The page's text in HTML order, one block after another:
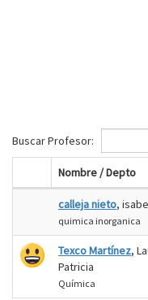
Buscar Profesor:
Nombre / Depto
calleja nieto,
quimica inorganica
Texco Martínez,
Patricia
Química